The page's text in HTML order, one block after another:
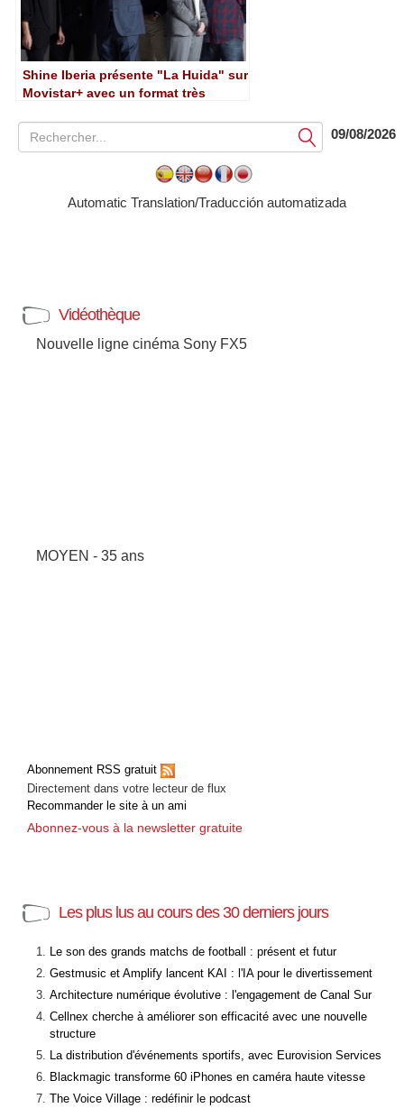
Shine Iberia présente "La Huida" sur
Movistar+ avec un format très
Soumettre09/08/2026
Automatic Translation/Traducción automatizada
Vidéothèque
Nouvelle ligne cinéma Sony FX5
MOYEN - 35 ans
Abonnement RSS gratuit
Directement dans votre lecteur de flux
Recommander le site à un ami
Abonnez-vous à la newsletter gratuite
Les plus lus au cours des 30 derniers jours
Le son des grands matchs de football : présent et futur
Gestmusic et Amplify lancent KAI : l'IA pour le divertissement
Architecture numérique évolutive : l'engagement de Canal Sur
Cellnex cherche à améliorer son efficacité avec une nouvelle
structure
La distribution d'événements sportifs, avec Eurovision Services
Blackmagic transforme 60 iPhones en caméra haute vitesse
The Voice Village : redéfinir le podcast